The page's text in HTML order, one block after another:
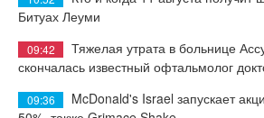
Битуах Леуми
09:42
Тяжелая утрата в больнице
скончалась известный офтальмолог
09:36
McDonald's Israel запускает